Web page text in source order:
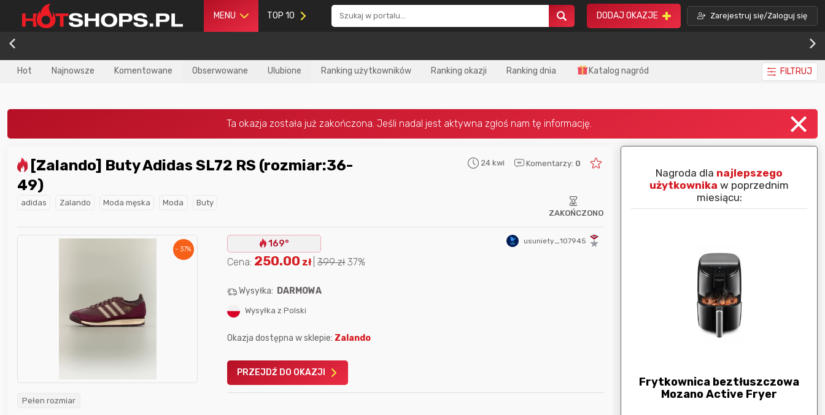
MENU TOP 10 DODAJ OKAZJE Zarejestruj się/Zaloguj się
Hot Najnowsze Komentowane Obserwowane Ulubione Ranking użytkowników Ranking okazji Ranking dnia Katalog nagród FILTRUJ
49)
24 kwi Komentarzy: 0
adidas Zalando Moda męska Moda
Buty
ZAKOŃCZONO
- 37%
Pełen rozmiar
169° usuniety_107945
Cena: 250.00 zł 399zł 37%
Wysyłka: DARMOWA
Wysyłka z Polski
Okazja dostępna w sklepie: Zalando
PRZEJDŹ DO OKAZJI
najlepszego
w poprzednim
beztłuszczowa
Fryer
Nagroda dlanajlepszego
Gofrownica GÖTZE & JENSEN
DW900 1600W
Nagroda za
Karta podarunkowa
Allegro 150zł
Nagroda dla najlepszego
użytkownika w poprzednim
miesiącu:
Frytkownica beztłuszczowa
Mozano Active Fryer